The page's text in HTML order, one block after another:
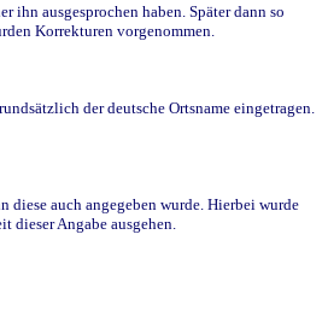
ihn ausgesprochen haben. Später dann so
Korrekturen vorgenommen.
der deutsche Ortsname eingetragen.
diese auch angegeben wurde. Hierbei wurde
Angabe ausgehen.